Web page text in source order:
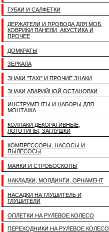
ГУБКИ И САЛФЕТКИ
ДЕРЖАТЕЛИ И ПРОВОДА ДЛЯ МОБ,
КОВРИКИ ПАНЕЛИ, АКУСТИКА И
ПРОЧЕЕ
ДОМКРАТЫ
ЗЕРКАЛА
ЗНАКИ "TAXI" И ПРОЧИЕ ЗНАКИ
ЗНАКИ АВАРИЙНОЙ ОСТАНОВКИ
ИНСТРУМЕНТЫ И НАБОРЫ ДЛЯ
МОНТАЖА
КОЛПАКИ ДЕКОРАТИВНЫЕ,
ЛОГОТИПЫ, ЗАГЛУШКИ
КОМПРЕССОРЫ, НАСОСЫ И
ПЫЛЕСОСЫ
МАЯКИ И СТРОБОСКОПЫ
НАКЛАДКИ, МОЛДИНГИ, ОРНАМЕНТ
НАСАДКИ НА ГЛУШИТЕЛЬ И
ГЛУШИТЕЛИ
ОПЛЕТКИ НА РУЛЕВОЕ КОЛЕСО
ПЕРЕХОДНИКИ НА РУЛЕВОЕ КОЛЕСО